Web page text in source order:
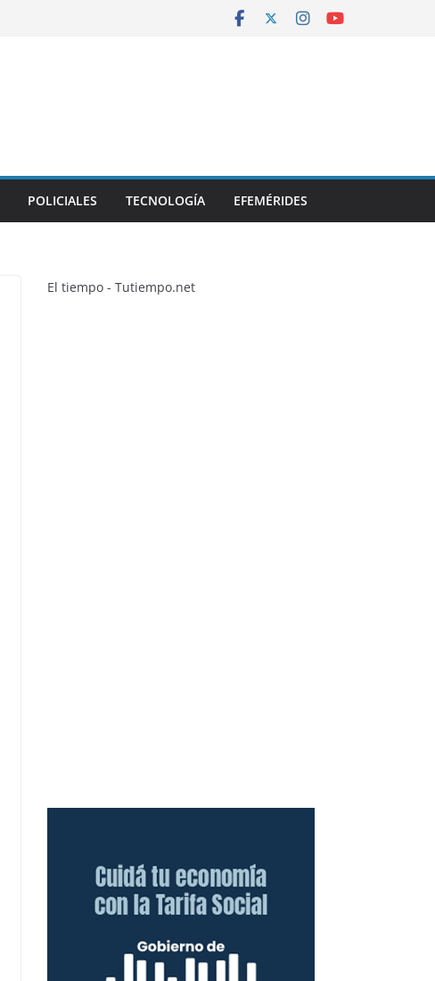
POLICIALES TECNOLOGÍA EFEMÉRIDES
El tiempo - Tutiempo.net